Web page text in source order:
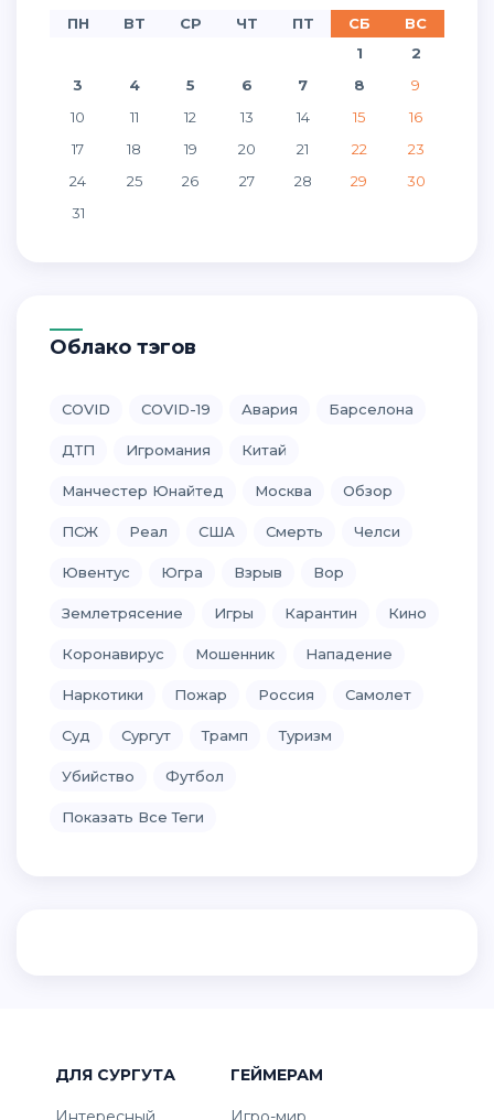
ПН ВТ СР ЧТ ПТ СБ
ВС
1
2
3
4 5 6 7 8
9
10
11 12 13 14 15
16
17
18 19 20 21 22
23
24
25 26 27 28 29
30
31
Облако тэгов
COVID COVID-19 Авария Барселона
ДТП Игромания Китай
Манчестер Юнайтед Москва Обзор
ПСЖ Реал США Смерть Челси
Ювентус Югра Взрыв Вор
Землетрясение Игры Карантин Кино
Коронавирус Мошенник Нападение
Наркотики Пожар Россия Самолет
Суд Сургут Трамп Туризм
Убийство Футбол
Показать Все Теги
ДЛЯ СУРГУТА ГЕЙМЕРАМ